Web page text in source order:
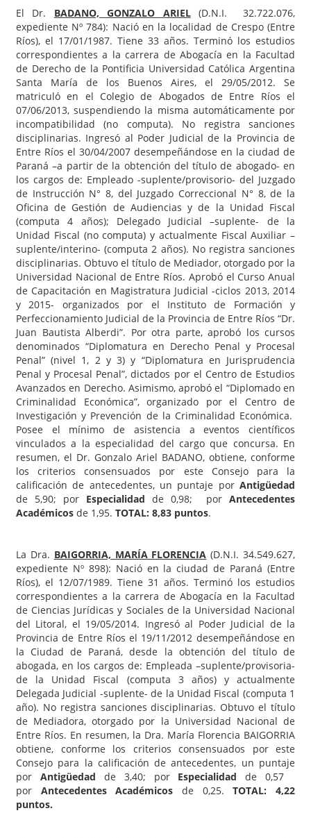
El Dr. BADANO, GONZALO ARIEL(D.N.I. 32.722.076,
expediente Nº 784): Nació en la localidad de Crespo (Entre
Ríos), el 17/01/1987. Tiene 33 años. Terminó los estudios
correspondientes a la carrera de Abogacía en la Facultad
de Derecho de la Pontificia Universidad Católica Argentina
Santa María de los Buenos Aires, el 29/05/2012. Se
matriculó en el Colegio de Abogados de Entre Ríos el
07/06/2013, suspendiendo la misma automáticamente por
incompatibilidad (no computa). No registra sanciones
disciplinarias. Ingresó al Poder Judicial de la Provincia de
Entre Ríos el 30/04/2007 desempeñándose en la ciudad de
Paraná –a partir de la obtención del título de abogado- en
los cargos de: Empleado -suplente/provisorio- del Juzgado
de Instrucción N° 8, del Juzgado Correccional N° 8, de la
Oficina de Gestión de Audiencias y de la Unidad Fiscal
(computa 4 años); Delegado Judicial –suplente- de la
Unidad Fiscal (no computa) y actualmente Fiscal Auxiliar –
suplente/interino- (computa 2 años). No registra sanciones
disciplinarias. Obtuvo el título de Mediador, otorgado por la
Universidad Nacional de Entre Ríos. Aprobó el Curso Anual
de Capacitación en Magistratura Judicial -ciclos 2013, 2014
y 2015- organizados por el Instituto de Formación y
Perfeccionamiento Judicial de la Provincia de Entre Ríos “Dr.
Juan Bautista Alberdi”. Por otra parte, aprobó los cursos
denominados “Diplomatura en Derecho Penal y Procesal
Penal” (nivel 1, 2 y 3) y “Diplomatura en Jurisprudencia
Penal y Procesal Penal”, dictados por el Centro de Estudios
Avanzados en Derecho. Asimismo, aprobó el “Diplomado en
Criminalidad Económica”, organizado por el Centro de
Investigación y Prevención de la Criminalidad Económica.
Posee el mínimo de asistencia a eventos científicos
vinculados a la especialidad del cargo que concursa. En
resumen, el Dr. Gonzalo Ariel BADANO, obtiene, conforme
los criterios consensuados por este Consejo para la
calificación de antecedentes, un puntaje por Antigüedad
de 5,90; por Especialidad de 0,98; por Antecedentes
Académicos de 1,95. TOTAL: 8,83 puntos.
La Dra. BAIGORRIA, MARÍA FLORENCIA (D.N.I. 34.549.627,
expediente Nº 898): Nació en la ciudad de Paraná (Entre
Ríos), el 12/07/1989. Tiene 31 años. Terminó los estudios
correspondientes a la carrera de Abogacía en la Facultad
de Ciencias Jurídicas y Sociales de la Universidad Nacional
del Litoral, el 19/05/2014. Ingresó al Poder Judicial de la
Provincia de Entre Ríos el 19/11/2012 desempeñándose en
la Ciudad de Paraná, desde la obtención del título de
abogada, en los cargos de: Empleada –suplente/provisoria-
de la Unidad Fiscal (computa 3 años) y actualmente
Delegada Judicial -suplente- de la Unidad Fiscal (computa 1
año). No registra sanciones disciplinarias. Obtuvo el título
de Mediadora, otorgado por la Universidad Nacional de
Entre Ríos. En resumen, la Dra. María Florencia BAIGORRIA
obtiene, conforme los criterios consensuados por este
Consejo para la calificación de antecedentes, un puntaje
por Antigüedad de 3,40; por Especialidad de 0,57
por Antecedentes Académicosde 0,25.TOTAL: 4,22
puntos.